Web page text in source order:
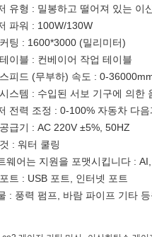
유형 : 밀봉하고 떨어져 있는 이
파워 : 100W/130W
팅 : 1600*3000 (밀리미터)
이블 : 컨베이어 작업 테이블
피드 (무부하) 속도 : 0-
스템 : 수입된 서보 기구에 의한
전력 조정 : 0-100% 자동차 다음
급기 : AC 220V ±5%, 50HZ
: 워터 쿨링
웨어는 지원을 포맷시킵니다 :
트 : USB 포트, 인터넷 포트
: 풍력 펌프, 바람 파이프 기타 등